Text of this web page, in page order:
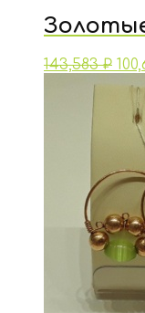
143,583₽